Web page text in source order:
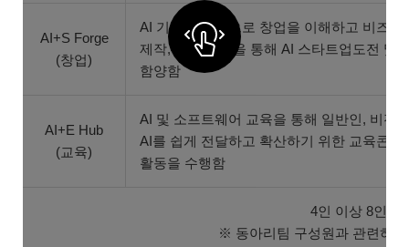
AI+S Forge
(창업)
AI 기술을 기반으로 창업을 이해하고 비즈니
제작, 시장 검증을 통해 AI 스타트업도전 및
함양함
AI+E Hub
(교육)
AI 및 소프트웨어 교육을 통해 일반인, 비전
AI를 쉽게 전달하고 확산하기 위한 교육콘텐
활동을 수행함
4인 이상 8인 이
※ 동아리팀 구성원과 관련하